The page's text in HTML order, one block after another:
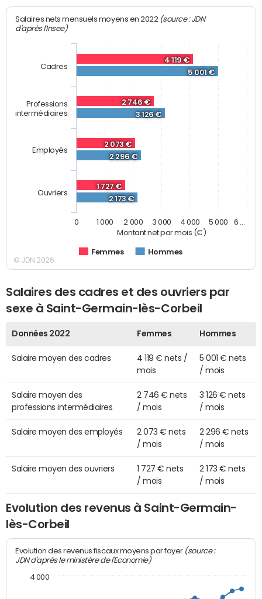
Montant net par mois (€)
Salaires nets mensuels moyens en 2022 (source : JDN
d'après l'Insee)
4 119 €
2 746 €
2 073 €
1 727 €
5 001 €
3 126 €
2 296 €
2 173 €
Femmes Hommes
Cadres
Professions
intermédiaires
Employés
Ouvriers
0 1 000 2 000 3 000 4 000 5 000 6 …
© JDN 2026
Salaires des cadres et des ouvriers par
sexe à Saint-Germain-lès-Corbeil
Données 2022 Femmes Hommes
Salaire moyen des cadres
4 119 € nets /
mois
5 001 € nets
/ mois
Salaire moyen des
professions intermédiaires
2 746 € nets
/ mois
3 126 € nets
/ mois
Salaire moyen des employés
2 073 € nets
/ mois
2 296 € nets
/ mois
Salaire moyen des ouvriers
1 727 € nets
/ mois
2 173 € nets
/ mois
Evolution des revenus à Saint-Germain-
lès-Corbeil
Evolution des revenus fiscaux moyens par foyer (source :
JDN d'après le ministère de l'Economie)
4 000